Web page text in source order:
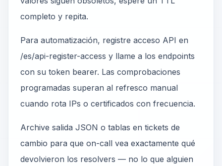
completo y repita.
Para automatización, registre acceso API en
/es/api-register-access y llame a los endpoints
con su token bearer. Las comprobaciones
programadas superan al refresco manual
cuando rota IPs o certificados con frecuencia.
Archive salida JSON o tablas en tickets de
cambio para que on-call vea exactamente qué
devolvieron los resolvers — no lo que alguien